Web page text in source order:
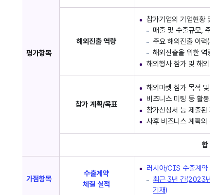
평가항목
해외진출 역량
참가기업의 기업현황 및
매출 및 수출규모, 주
주요 해외진출 이력(
해외진출을 위한 역량
해외행사 참가 및 해외
참가 계획/목표
해외마켓 참가 목적 및
비즈니스 미팅 등 활동
참가신청서 등 제출된
사후 비즈니스 계획의 구
합 계
가점항목
수출계약
체결 실적
러시아/CIS 수출계약
최근 3년 간(2023년
기재)